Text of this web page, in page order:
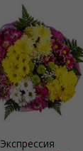
Экспрессия